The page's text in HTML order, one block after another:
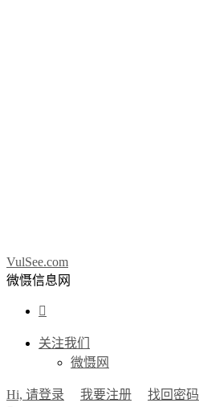
VulSee.com
微慑信息网

关注我们
微慑网
Hi, 请登录 我要注册
找回密码